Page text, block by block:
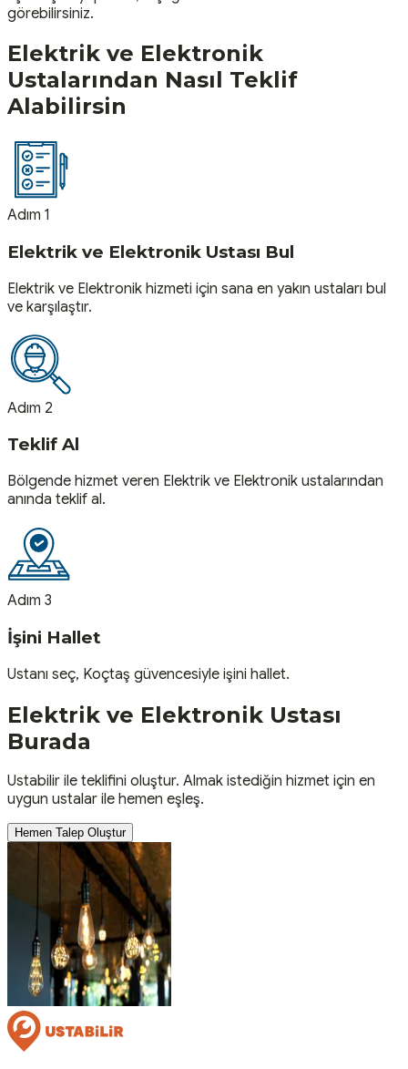
görebilirsiniz.
Elektrik ve Elektronik
Ustalarından Nasıl Teklif
Alabilirsin
Adım 1
Elektrik ve Elektronik Ustası Bul
Elektrik ve Elektronik hizmeti için sana en yakın ustaları bul
ve karşılaştır.
Adım 2
Teklif Al
Bölgende hizmet veren Elektrik ve Elektronik ustalarından
anında teklif al.
Adım 3
İşini Hallet
Ustanı seç, Koçtaş güvencesiyle işini hallet.
Elektrik ve Elektronik Ustası
Burada
Ustabilir ile teklifini oluştur. Almak istediğin hizmet için en
uygun ustalar ile hemen eşleş.
Hemen Talep Oluştur